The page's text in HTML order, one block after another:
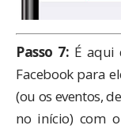
Passo 7: É
Facebook para
(ou os eventos,
no início) com